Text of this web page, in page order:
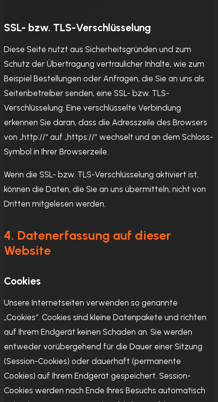
SSL- bzw. TLS-Verschlüsselung
Diese Seite nutzt aus Sicherheitsgründen und zum
Schutz der Übertragung vertraulicher Inhalte, wie zum
Beispiel Bestellungen oder Anfragen, die Sie an uns als
Seitenbetreiber senden, eine SSL- bzw. TLS-
Verschlüsselung. Eine verschlüsselte Verbindung
erkennen Sie daran, dass die Adresszeile des Browsers
von „http://“ auf „https://“ wechselt und an dem Schloss-
Symbol in Ihrer Browserzeile.
Wenn die SSL- bzw. TLS-Verschlüsselung aktiviert ist,
können die Daten, die Sie an uns übermitteln, nicht von
Dritten mitgelesen werden.
4. Datenerfassung auf dieser
Website
Cookies
Unsere Internetseiten verwenden so genannte
„Cookies“. Cookies sind kleine Datenpakete und richten
auf Ihrem Endgerät keinen Schaden an. Sie werden
entweder vorübergehend für die Dauer einer Sitzung
(Session-Cookies) oder dauerhaft (permanente
Cookies) auf Ihrem Endgerät gespeichert. Session-
Cookies werden nach Ende Ihres Besuchs automatisch